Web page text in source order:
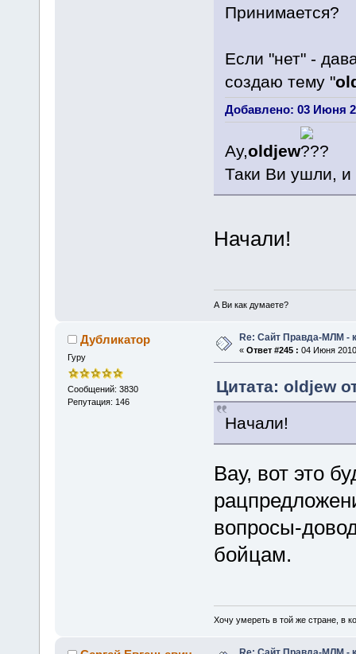
Принимается?
Если "нет" -
создаю тему "
Добавлено: 03 Июня
Ау,oldjew
Таки Ви ушли, и
Начали!
А Ви как думаете?
Дубликатор
Гуру
Сообщений: 3830
Репутация: 146
Re: Сайт Правда-МЛМ -
« Ответ #245 : 04 Июня
Цитата: oldjew
Начали!
Вау, вот это
вопросы-
бойцам.
Хочу умереть в той же стране, в